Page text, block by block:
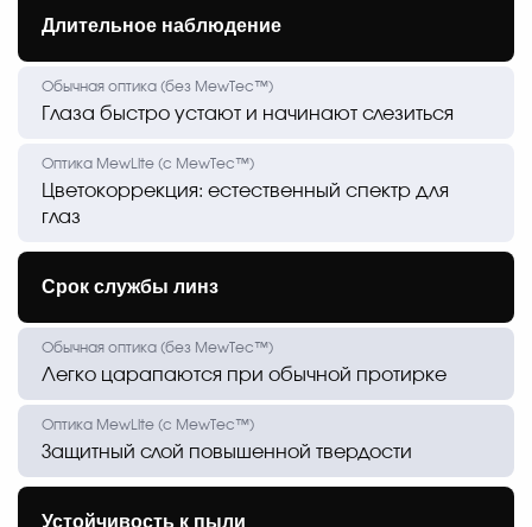
Длительное наблюдение
Глаза быстро устают и начинают слезиться
Цветокоррекция: естественный спектр для
глаз
Срок службы линз
Легко царапаются при обычной протирке
Защитный слой повышенной твердости
Устойчивость к пыли